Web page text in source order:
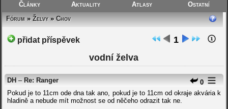
Články Aktuality Atlasy
Ostatní
Fórum»Želvy»Chov
přidat příspěvek
1
vodní želva
0
DH – Re: Ranger
Pokud je to 11cm ode dna tak ano, pokud je to 11cm od okraje akvária k
hladině a nebude mít možnost se od něčeho odrazit tak ne.